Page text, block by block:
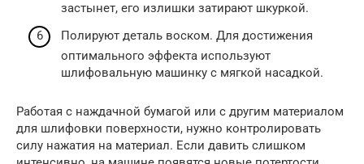
застынет, его излишки затирают шкуркой.
Полируют деталь воском. Для достижения
оптимального эффекта используют
шлифовальную машинку с мягкой насадкой.
Работая с наждачной бумагой или с другим материалом
для шлифовки поверхности, нужно контролировать
силу нажатия на материал. Если давить слишком